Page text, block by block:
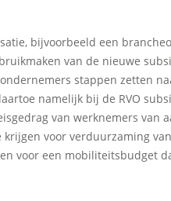
bijvoorbeeld een
van de nieuwe
stappen zetten
namelijk bij de RVO
van werknemers van
voor verduurzaming
voor een mobiliteitsbudget